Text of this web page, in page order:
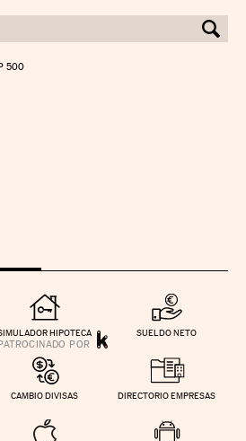
500
HIPOTECA SUELDO NETO
CAMBIO DIVISAS DIRECTORIO EMPRESAS